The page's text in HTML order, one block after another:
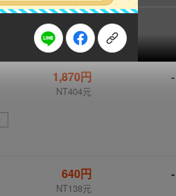
1,870円
NT404元
-
640円
NT138元
-